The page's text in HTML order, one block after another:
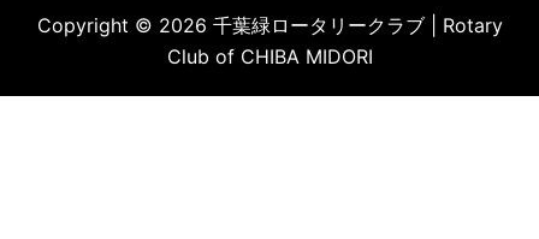
Copyright © 2026 千葉緑ロータリークラブ | Rotary
Club of CHIBA MIDORI